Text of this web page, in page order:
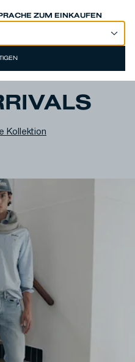
ZUM EINKAUFEN
10% OFF AT CHECKOUT
Kollektion